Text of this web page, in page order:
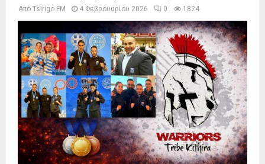
Από Tsirigo FM 4 Φεβρουαρίου 2026 0 1824